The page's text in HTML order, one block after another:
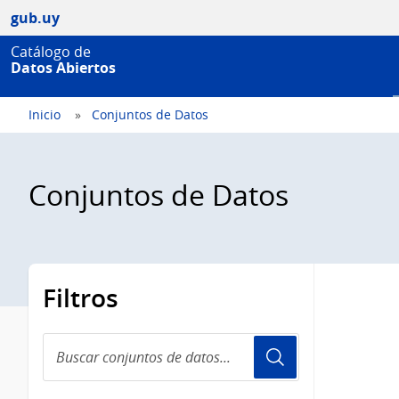
gub.uy
Catálogo de
Datos Abiertos
Inicio Conjuntos de Datos
Conjuntos de Datos
Filtros
conjuntos
de